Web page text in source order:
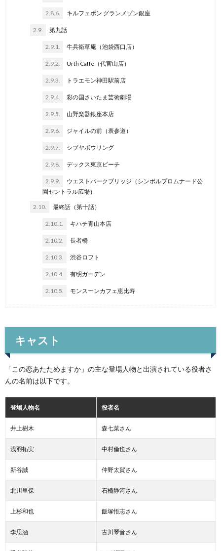
2.8.6. キルフェボン グランメゾン銀座
2.9. 第九話
2.9.1. 牛兵衛草庵（池袋西口店）
2.9.2. Urth Caffe（代官山店）
2.9.3. トラエモン神田駅前店
2.9.4. 彩の国さいたま芸術劇場
2.9.5. 山野楽器銀座本店
2.9.6. ジャイルの前（表参道）
2.9.7. シブヤボウリング
2.9.8. デックス東京ビーチ
2.9.9.
ウエストパークブリッジ（シンボルプロムナード公
園セントラル広場）
2.10. 最終話（第十話）
2.10.1. キハチ青山本店
2.10.2. 長者橋
2.10.3. 渋谷ロフト
2.10.4. 有明ガーデン
2.10.5. モンスーンカフェ恵比寿
キャスト
「この恋あたためますか」の主な登場人物と出演されている役者さ
んの名前は以下です。
登場人物名 役者名
井上樹木 森七菜さん
浅羽拓実 中村倫也さん
新谷誠 仲野太賀さん
北川里保 石橋静河さん
上杉和也 飯塚悟志さん
李思涵 古川琴音さん